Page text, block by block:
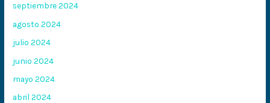
septiembre 2024
agosto 2024
julio 2024
junio 2024
mayo 2024
abril 2024